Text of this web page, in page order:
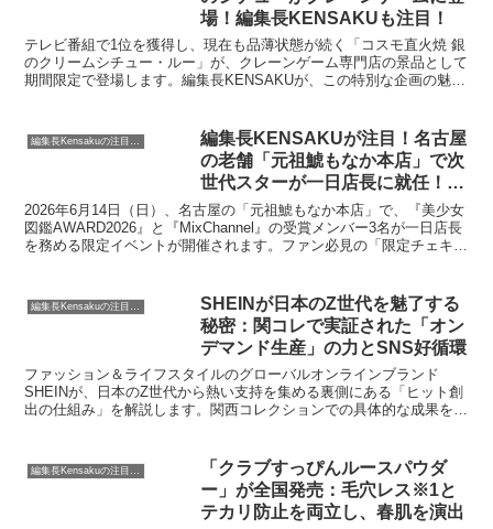
場！編集長KENSAKUも注目！
テレビ番組で1位を獲得し、現在も品薄状態が続く「コスモ直火焼 銀
のクリームシチュー・ルー」が、クレーンゲーム専門店の景品として
期間限定で登場します。編集長KENSAKUが、この特別な企画の魅力
編集長Kensakuの注目ネタ
編集長KENSAKUが注目！名古屋
の老舗「元祖鯱もなか本店」で次
世代スターが一日店長に就任！限
定チェキ付きセットは必見です！
2026年6月14日（日）、名古屋の「元祖鯱もなか本店」で、『美少女
図鑑AWARD2026』と『MixChannel』の受賞メンバー3名が一日店長
を務める限定イベントが開催されます。ファン必見の「限定チェキ付
SHEINが日本のZ世代を魅了する
秘密：関コレで実証された「オン
デマンド生産」の力とSNS好循環
ファッション＆ライフスタイルのグローバルオンラインブランド
SHEINが、日本のZ世代から熱い支持を集める裏側にある「ヒット創
出の仕組み」を解説します。関西コレクションでの具体的な成果を通
り、ファッション業界に新たな風を吹き込んでいるのか、その全貌に
迫ります。
編集長Kensakuの注目ネタ
「クラブすっぴんルースパウダ
ー」が全国発売：毛穴レス※1と
テカリ防止を両立し、春肌を演出